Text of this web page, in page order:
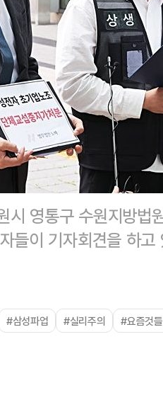
시 영통구 수원지방법
들이 기자회견을 하
#삼성파업 #실리주의 #요즘것들